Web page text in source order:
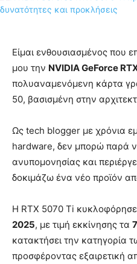
Είμαι ενθουσιασμένος που
μου την NVIDIA GeForce
πολυαναμενόμενη κάρτα
50, βασισμένη στην
Ως tech blogger με χρόνια
hardware, δεν μπορώ παρά
ανυπομονησίας και
δοκιμάζω ένα νέο προϊόν
Η RTX 5070 Ti κυκλοφόρησε
2025, με τιμή εκκίνησης τα
κατακτήσει την κατηγορία
προσφέροντας εξαιρετική